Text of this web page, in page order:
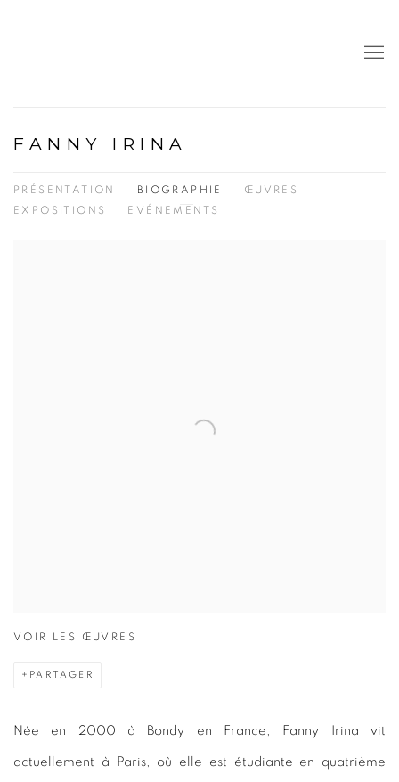
FANNY IRINA
PRÉSENTATION BIOGRAPHIE
ŒUVRES
EXPOSITIONS
EVÉNEMENTS
VOIR LES ŒUVRES
PARTAGER
Née en 2000 à Bondy en France, Fanny Irina vit
actuellement à Paris, où elle est étudiante en quatrième